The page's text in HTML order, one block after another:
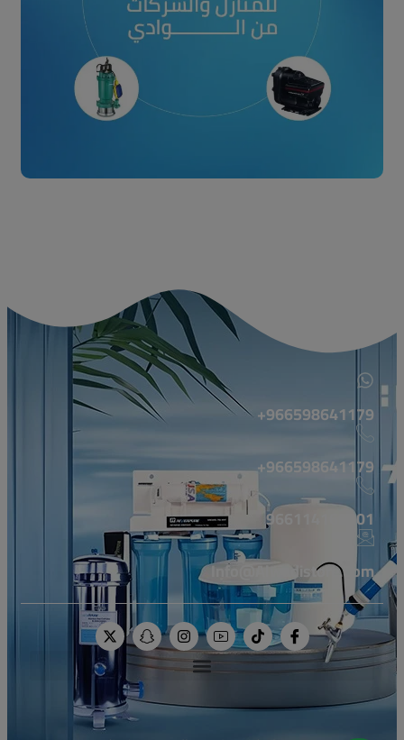
966598641179+
966598641179+
966114160001
Info@alwadistore.com